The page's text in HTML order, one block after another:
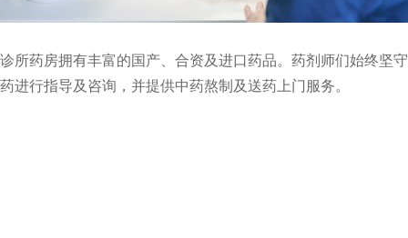
诊所药房拥有丰富的国产、合资及进口药品。药剂师们始终坚
药进行指导及咨询，并提供中药熬制及送药上门服务。